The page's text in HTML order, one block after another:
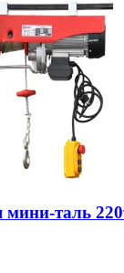
мини-таль